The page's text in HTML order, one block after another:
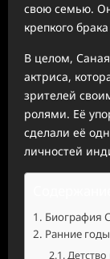
свою семью.
крепкого
В целом,
актриса,
зрителей
ролями. Её
сделали её
личностей
Биография
Ранние